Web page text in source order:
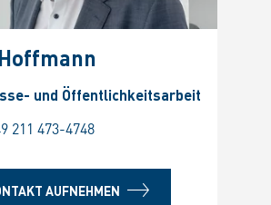
und Öffentlichkeitsarbeit
211 473-4748
AUFNEHMEN